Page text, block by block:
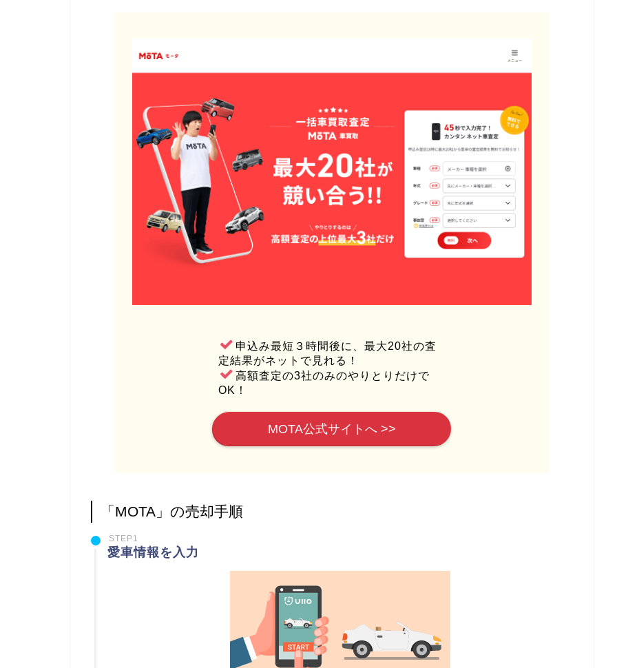
申込み最短３時間後に、最大20社の査
定結果がネットで見れる！
高額査定の3社のみのやりとりだけで
OK！
MOTA公式サイトへ >>
「MOTA」の売却手順
STEP1
愛車情報を入力